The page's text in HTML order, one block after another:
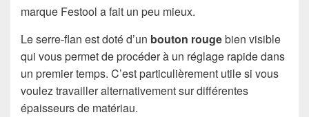
marque Festool a fait un peu mieux.
Le serre-flan est doté d’un bouton rougebien visible
qui vous permet de procéder à un réglage rapide dans
un premier temps. C’est particulièrement utile si vous
voulez travailler alternativement sur différentes
épaisseurs de matériau.